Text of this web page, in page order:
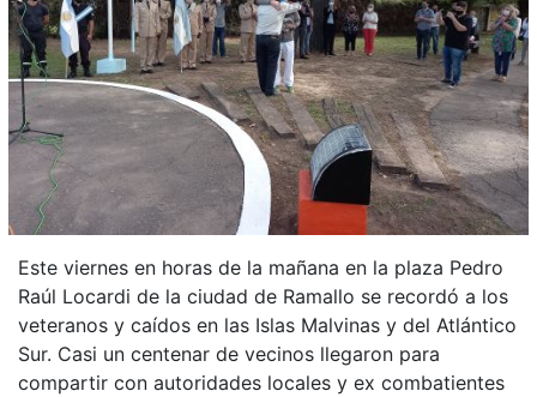
Este viernes en horas de la mañana en la plaza Pedro
Raúl Locardi de la ciudad de Ramallo se recordó a los
veteranos y caídos en las Islas Malvinas y del Atlántico
Sur. Casi un centenar de vecinos llegaron para
compartir con autoridades locales y ex combatientes